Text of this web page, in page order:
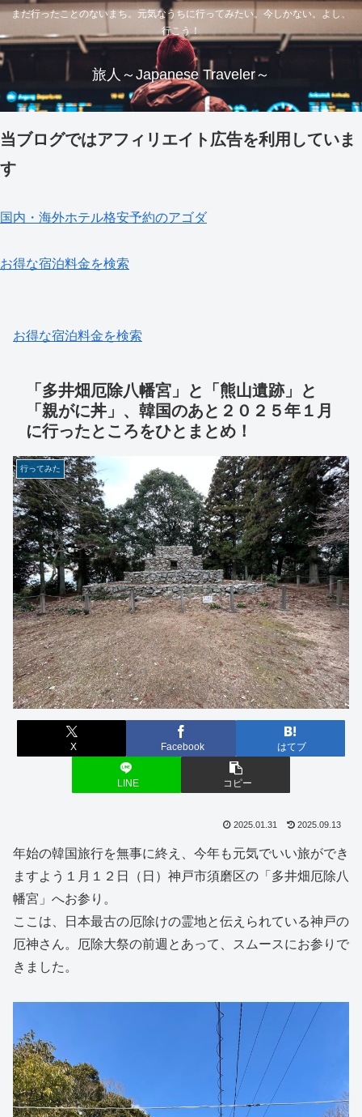
まだ行ったことのないまち。元気なうちに行ってみたい。今しかない。よし、
行こう！
旅人～Japanese Traveler～
当ブログではアフィリエイト広告を利用していま
す
国内・海外ホテル格安予約のアゴダ
お得な宿泊料金を検索
お得な宿泊料金を検索
「多井畑厄除八幡宮」と「熊山遺跡」と
「親がに丼」、韓国のあと２０２５年１月
に行ったところをひとまとめ！
行ってみた
X Facebook はてブ
LINE コピー
2025.01.31 2025.09.13
年始の韓国旅行を無事に終え、今年も元気でいい旅ができ
ますよう１月１２日（日）神戸市須磨区の「多井畑厄除八
幡宮」へお参り。
ここは、日本最古の厄除けの霊地と伝えられている神戸の
厄神さん。厄除大祭の前週とあって、スムースにお参りで
きました。